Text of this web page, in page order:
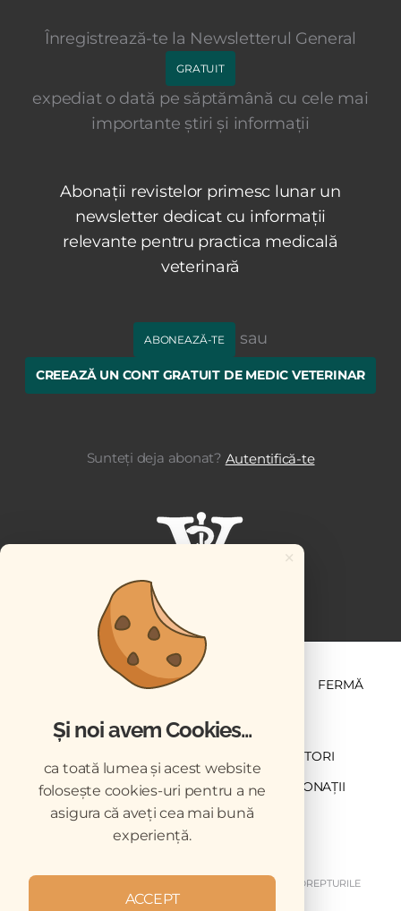
Înregistrează-te la Newsletterul General
GRATUIT
expediat o dată pe săptămână cu cele mai
importante știri și informații
Abonații revistelor primesc lunar un
newsletter dedicat cu informații
relevante pentru practica medicală
veterinară
ABONEAZĂ-TE sau
CREEAZĂ UN CONT GRATUIT DE MEDIC VETERINAR
Sunteți deja abonat? Autentifică-te
ȘTIINȚĂ ȘI PRACTICĂ FERMĂ
CONTRIBUTORI
DESCĂRCĂRI ACREDITARE CMVRO DONAȚII
CHESTIONAR
COPYRIGHT © 2026 REVISTELE VETERINARUL. TOATE DREPTURILE
REZERVATE.
×
Și noi avem Cookies...
ca toată lumea și acest website
folosește cookies-uri pentru a ne
asigura că aveți cea mai bună
experiență.
ACCEPT